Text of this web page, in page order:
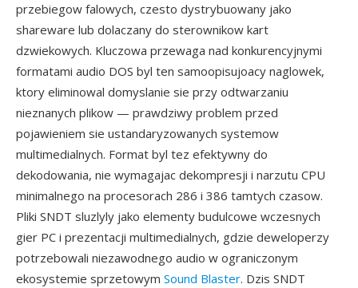
przebiegow falowych, czesto dystrybuowany jako
shareware lub dolaczany do sterownikow kart
dzwiekowych. Kluczowa przewaga nad konkurencyjnymi
formatami audio DOS byl ten samoopisujoacy naglowek,
ktory eliminowal domyslanie sie przy odtwarzaniu
nieznanych plikow — prawdziwy problem przed
pojawieniem sie ustandaryzowanych systemow
multimedialnych. Format byl tez efektywny do
dekodowania, nie wymagajac dekompresji i narzutu CPU
minimalnego na procesorach 286 i 386 tamtych czasow.
Pliki SNDT sluzlyly jako elementy budulcowe wczesnych
gier PC i prezentacji multimedialnych, gdzie deweloperzy
potrzebowali niezawodnego audio w ograniczonym
ekosystemie sprzetowym Sound Blaster. Dzis SNDT